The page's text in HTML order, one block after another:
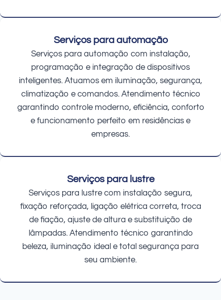
Serviços para automação
Serviços para automação com instalação,
programação e integração de dispositivos
inteligentes. Atuamos em iluminação, segurança,
climatização e comandos. Atendimento técnico
garantindo controle moderno, eficiência, conforto
e funcionamento perfeito em residências e
empresas.
Serviços para lustre
Serviços para lustre com instalação segura,
fixação reforçada, ligação elétrica correta, troca
de fiação, ajuste de altura e substituição de
lâmpadas. Atendimento técnico garantindo
beleza, iluminação ideal e total segurança para
seu ambiente.